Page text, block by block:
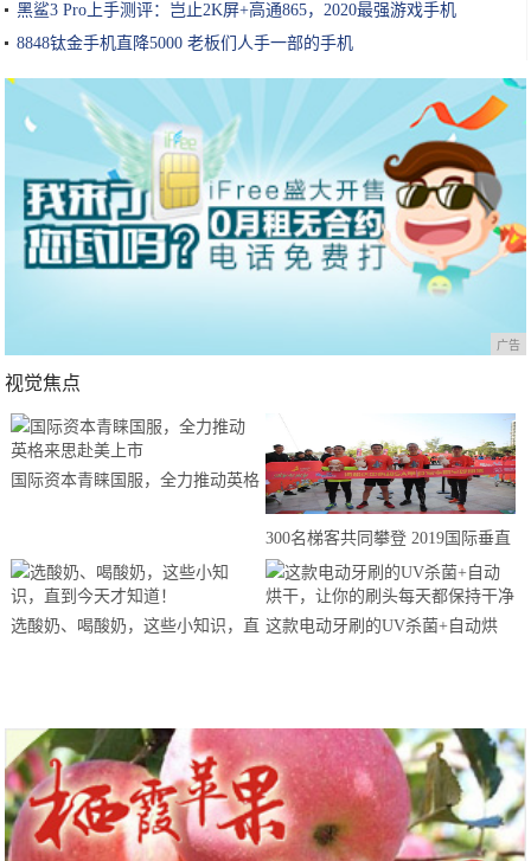
黑鲨3 Pro上手测评：岂止2K屏+高通865，2020最强游戏手机
8848钛金手机直降5000 老板们人手一部的手机
广告
视觉焦点
国际资本青睐国服，全力推动英格
300名梯客共同攀登 2019国际垂直
马拉松超级精英赛顺德海骏达中心
站欢乐开跑
选酸奶、喝酸奶，这些小知识，直 这款电动牙刷的UV杀菌+自动烘